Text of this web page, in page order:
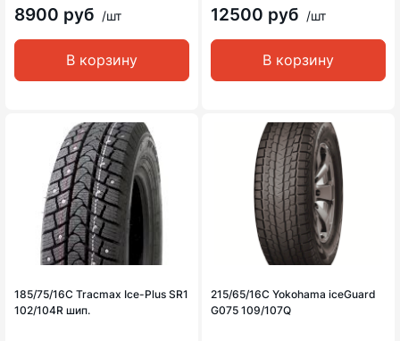
8900 руб /шт
В корзину
12500 руб /шт
В корзину
185/75/16C Tracmax Ice-Plus SR1
102/104R шип.
215/65/16C Yokohama iceGuard
G075 109/107Q